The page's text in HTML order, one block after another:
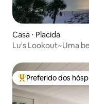
Casa ⋅ Placida
Lu's Lookout~Uma
Entre os melhores
Preferido dos